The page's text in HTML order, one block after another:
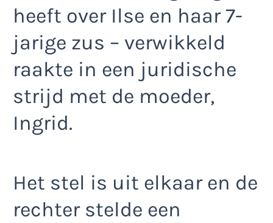
heeft over Ilse en haar 7-
jarige zus – verwikkeld
raakte in een juridische
strijd met de moeder,
Ingrid.
Het stel is uit elkaar en de
rechter stelde een